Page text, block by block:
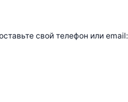
свой телефон или email: